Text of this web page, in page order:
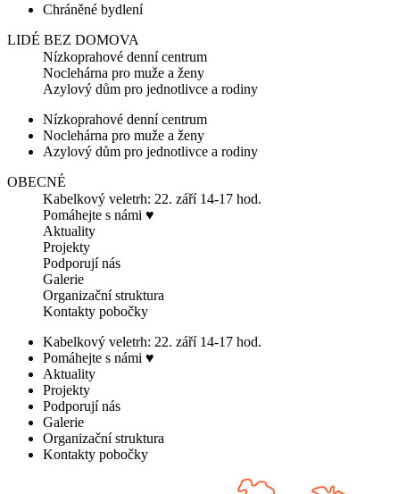
Chráněné bydlení
LIDÉ BEZ DOMOVA
Nízkoprahové denní centrum
Noclehárna pro muže a ženy
Azylový dům pro jednotlivce a rodiny
Nízkoprahové denní centrum
Noclehárna pro muže a ženy
Azylový dům pro jednotlivce a rodiny
OBECNÉ
Kabelkový veletrh: 22. září 14-17 hod.
Pomáhejte s námi ♥
Aktuality
Projekty
Podporují nás
Galerie
Organizační struktura
Kontakty pobočky
Kabelkový veletrh: 22. září 14-17 hod.
Pomáhejte s námi ♥
Aktuality
Projekty
Podporují nás
Galerie
Organizační struktura
Kontakty pobočky